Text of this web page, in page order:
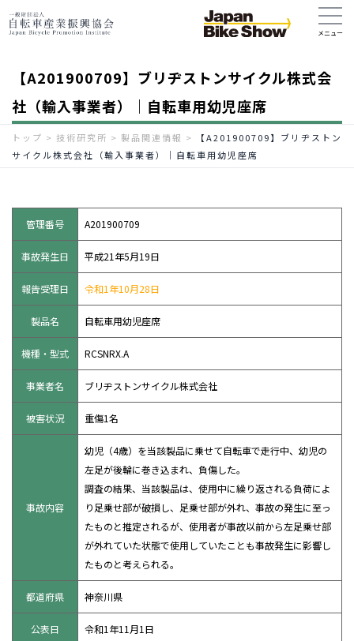
【A201900709】ブリヂストンサイクル株式会
社（輸入事業者）｜自転車用幼児座席
トップ > 技術研究所 > 製品関連情報 >
【A201900709】ブリヂストン
サイクル株式会社（輸入事業者）｜自転車用幼児座席
管理番号 A201900709
事故発生日 平成21年5月19日
報告受理日 令和1年10月28日
製品名 自転車用幼児座席
機種・型式 RCSNRX.A
事業者名 ブリヂストンサイクル株式会社
被害状況 重傷1名
事故内容
幼児（4歳）を当該製品に乗せて自転車で走行中、幼児の
左足が後輪に巻き込まれ、負傷した。
調査の結果、当該製品は、使用中に繰り返される負荷によ
り足乗せ部が破損し、足乗せ部が外れ、事故の発生に至っ
たものと推定されるが、使用者が事故以前から左足乗せ部
が外れていた状態で使用していたことも事故発生に影響し
たものと考えられる。
都道府県 神奈川県
公表日 令和1年11月1日